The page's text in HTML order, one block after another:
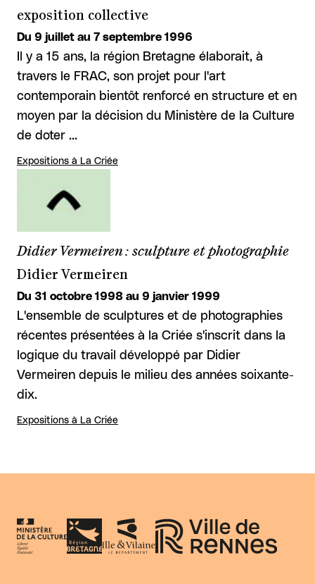
exposition collective
Du 9 juillet au 7 septembre 1996
Il y a 15 ans, la région Bretagne élaborait, à
travers le FRAC, son projet pour l'art
contemporain bientôt renforcé en structure et en
moyen par la décision du Ministère de la Culture
de doter …
Expositions à La Criée
Didier Vermeiren : sculpture et photographie
Didier Vermeiren
Du 31 octobre 1998 au 9 janvier 1999
L'ensemble de sculptures et de photographies
récentes présentées à la Criée s'inscrit dans la
logique du travail développé par Didier
Vermeiren depuis le milieu des années soixante-
dix.
Expositions à La Criée